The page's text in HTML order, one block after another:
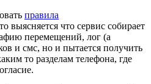
правила
выясняется что сервис собирает
перемещений, лог (а
и смс, но и пытается получить
то разделам телефона, где